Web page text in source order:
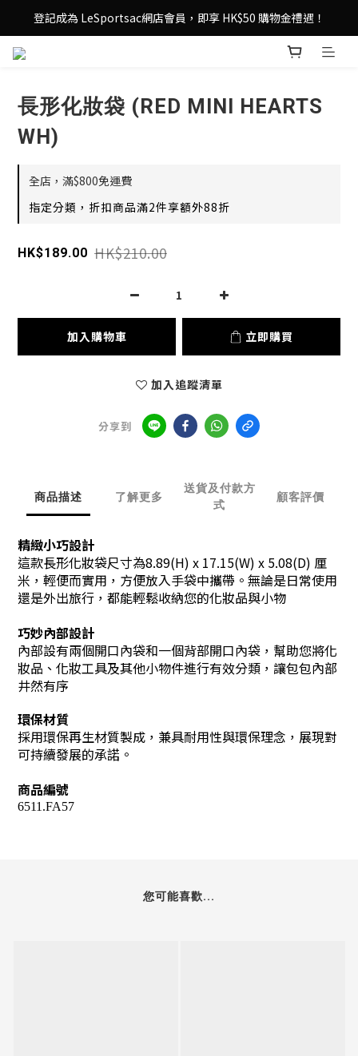
登記成為 LeSportsac網店會員，即享 HK$50 購物金禮遇！
登記成為 LeSportsac網店會員，即享 HK$50 購物金禮遇！
滿 $800尊享港澳免費送貨，購物從此更輕鬆自在！
長形化妝袋 (RED MINI HEARTS
WH)
全店，滿$800免運費
指定分類，折扣商品滿2件享額外88折
HK$189.00 HK$210.00
加入購物車 立即購買
加入追蹤清單
分享到
商品描述 了解更多
送貨及付款方
式
顧客評價
精緻小巧設計
這款長形化妝袋尺寸為8.89(H) x 17.15(W) x 5.08(D) 厘
米，輕便而實用，方便放入手袋中攜帶。無論是日常使用
還是外出旅行，都能輕鬆收納您的化妝品與小物
巧妙內部設計
內部設有兩個開口內袋和一個背部開口內袋，幫助您將化
妝品、化妝工具及其他小物件進行有效分類，讓包包內部
井然有序
環保材質
採用環保再生材質製成，兼具耐用性與環保理念，展現對
可持續發展的承諾。
商品編號
6511.FA57
您可能喜歡...